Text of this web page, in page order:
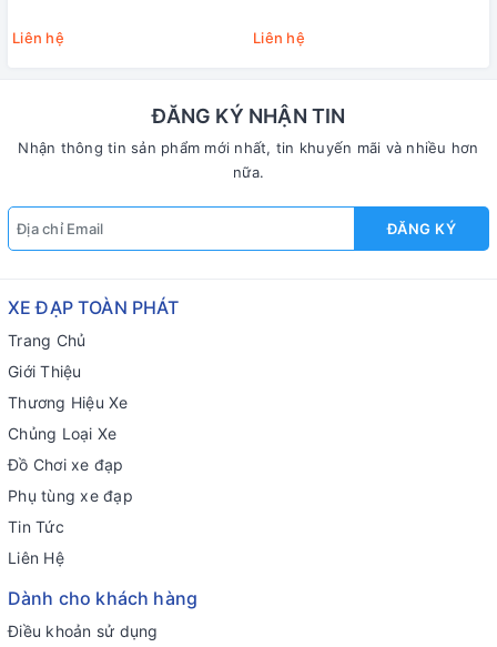
Liên hệ Liên hệ
ĐĂNG KÝ NHẬN TIN
Nhận thông tin sản phẩm mới nhất, tin khuyến mãi và nhiều hơn
nữa.
ĐĂNG KÝ
XE ĐẠP TOÀN PHÁT
Trang Chủ
Giới Thiệu
Thương Hiệu Xe
Chủng Loại Xe
Đồ Chơi xe đạp
Phụ tùng xe đạp
Tin Tức
Liên Hệ
Dành cho khách hàng
Điều khoản sử dụng